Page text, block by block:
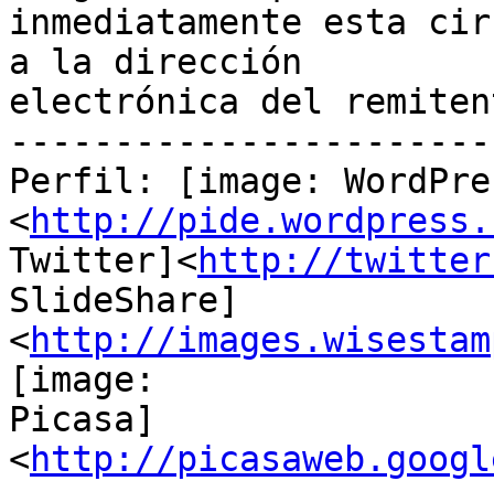
inmediatamente esta
a la dirección
electrónica del
Perfil: [image:
<http://
Twitter]<http://
SlideShare]
<http://
[image:
Picasa]
<http://